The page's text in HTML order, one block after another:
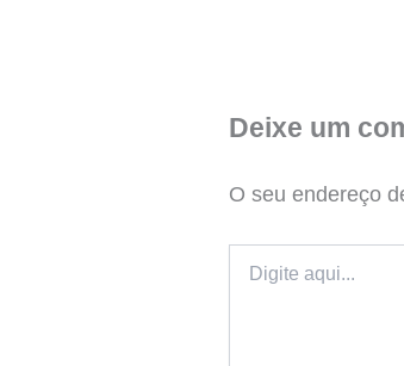
Deixe um
O seu endereço
aqui...